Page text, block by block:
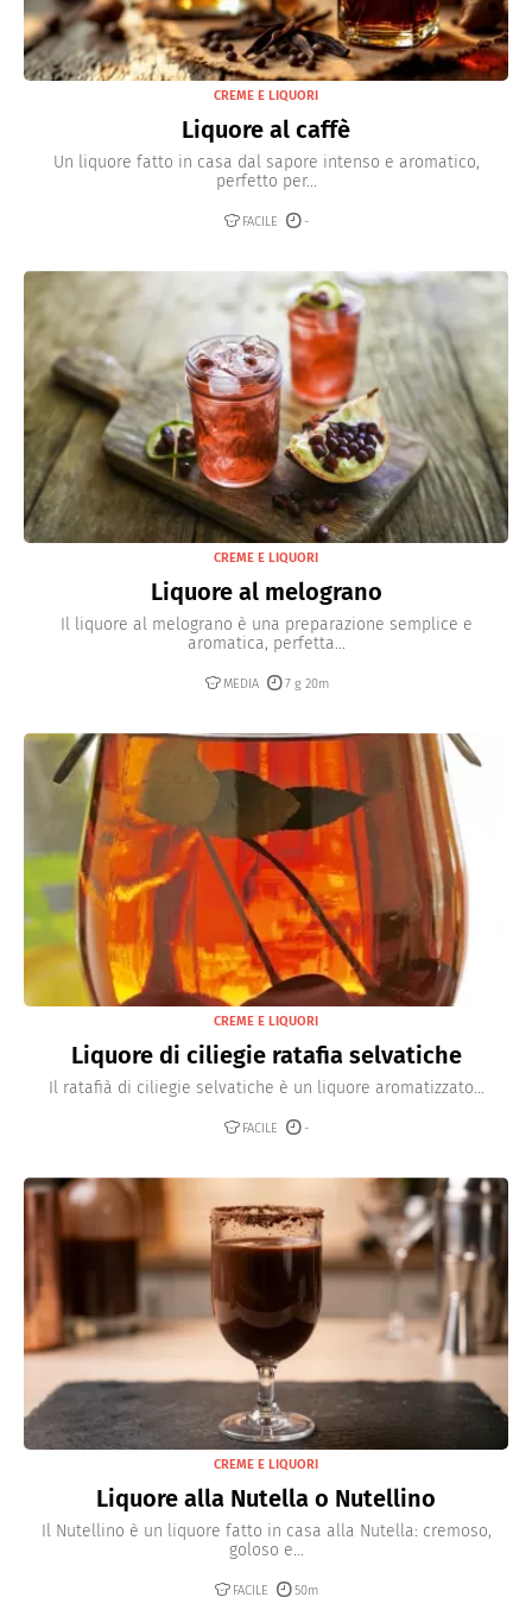
CREME E LIQUORI
Liquore al caffè
Un liquore fatto in casa dal sapore intenso e aromatico,
perfetto per...
FACILE -
CREME E LIQUORI
Liquore al melograno
Il liquore al melograno è una preparazione semplice e
aromatica, perfetta...
MEDIA 7 g 20m
CREME E LIQUORI
Liquore di ciliegie ratafia selvatiche
Il ratafià di ciliegie selvatiche è un liquore aromatizzato...
FACILE -
CREME E LIQUORI
Liquore alla Nutella o Nutellino
Il Nutellino è un liquore fatto in casa alla Nutella: cremoso,
goloso e...
FACILE 50m